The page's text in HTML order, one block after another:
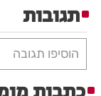
תגובות
הוסיפו תגובה